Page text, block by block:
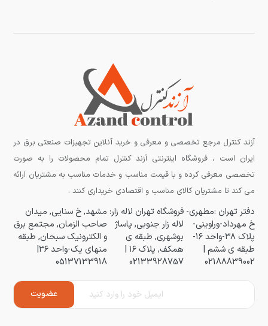
آزند کنترل مرجع تخصصی و معرفی و خرید آنلاین تجهیزات صنعتی برق در
ایران است ، فروشگاه اینترنتی آزند کنترل تمام محصولات را به صورت
تخصصی معرفی کرده و با قیمت مناسب و خدمات مناسب به مشتریان ارائه
می کند تا مشتریان کالای مناسب و اقتصادی خریداری کنند .
دفتر تهران :مطهری-
خ مهرداد-وراوینی-
پلاک ۳۸-واحد ۱۶-
طبقه ی ششم |
02188839002
فروشگاه تهران لاله زار:
لاله زار جنوبی, پاساژ
بوشهری, طبقه ی
همکف, پلاک ۱۶ |
02133928757
مشهد, خ سنایی, میدان
صاحب الزمان, مجتمع برق
و الکترونیک سبحان, طبقه
منهای یک-واحد ۳۶|
05137133918